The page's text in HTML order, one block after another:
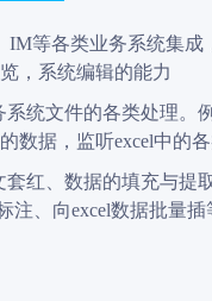
IM等各类业务系统集成
，系统编辑的能力
统文件的各类处理。
数据，监听excel中的
套红、数据的填充与提
注、向excel数据批量